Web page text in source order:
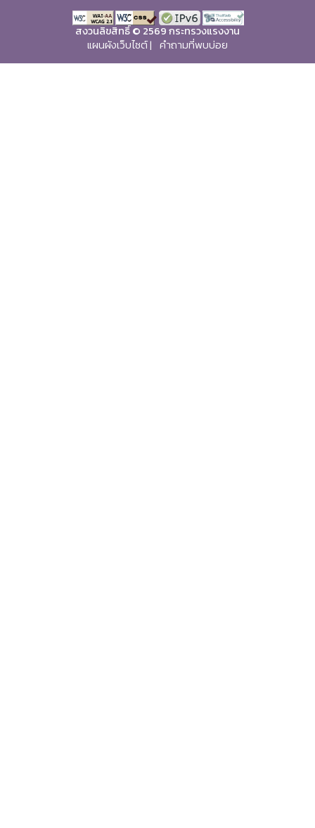
สงวนลิขสิทธิ์ © 2569 กระทรวงแรงงาน
แผนผังเว็บไซต์| คำถามที่พบบ่อย